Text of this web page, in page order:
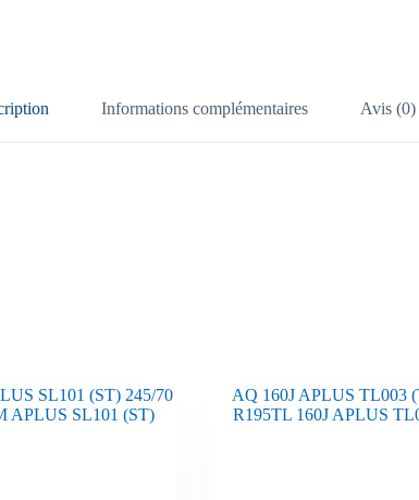
Informations complémentaires Avis (0)